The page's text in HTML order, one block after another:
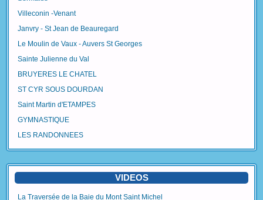
Villeconin -Venant
Janvry - St Jean de Beauregard
Le Moulin de Vaux - Auvers St Georges
Sainte Julienne du Val
BRUYERES LE CHATEL
ST CYR SOUS DOURDAN
Saint Martin d'ETAMPES
GYMNASTIQUE
LES RANDONNEES
VIDEOS
La Traversée de la Baie du Mont Saint Michel